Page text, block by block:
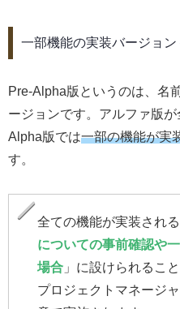
一部機能の実装バージョン
Pre-Alpha版というのは、名
ージョンです。アルファ版
Alpha版では一部の機能が実
す。
全ての機能が実装され
についての事前確認や
場合 」に設けられるこ
プロジェクトマネージ